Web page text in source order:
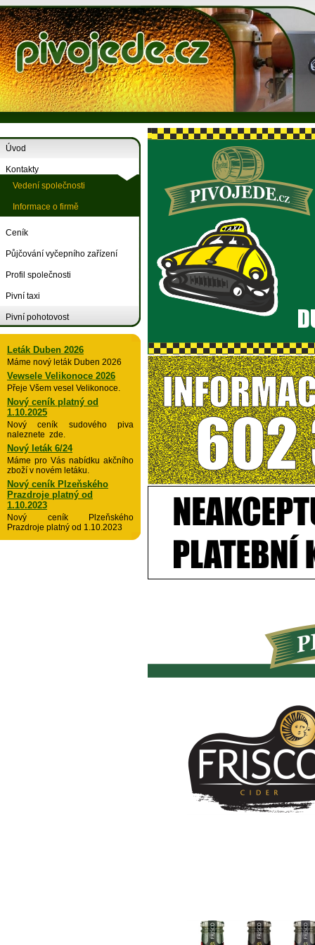
Úvod
Kontakty
Vedení společnosti
Informace o firmě
Ceník
Půjčování vyčepního zařízení
Profil společnosti
Pivní taxi
Pivní pohotovost
Leták Duben 2026
Máme nový leták Duben 2026
Vewsele Velikonoce 2026
Přeje Všem vesel Velikonoce.
Nový ceník platný od
1.10.2025
Nový ceník sudového piva
naleznete zde.
Nový leták 6/24
Máme pro Vás nabídku akčního
zboží v novém letáku.
Nový ceník Plzeňského
Prazdroje platný od
1.10.2023
Nový ceník Plzeňského
Prazdroje platný od 1.10.2023